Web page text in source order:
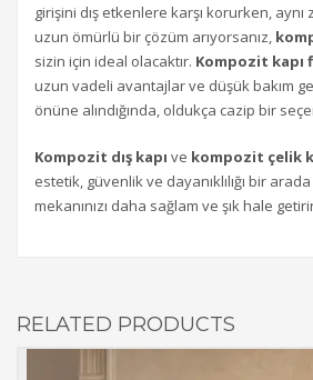
girişini dış etkenlere karşı korurken,
uzun ömürlü bir çözüm arıyorsanız,
sizin için ideal olacaktır. Kompozit kapı
uzun vadeli avantajlar ve düşük bakım
önüne alındığında, oldukça cazip bir
Kompozit dış kapı ve kompozit çelik
estetik, güvenlik ve dayanıklılığı bir
mekanınızı daha sağlam ve şık hale
RELATED PRODUCTS